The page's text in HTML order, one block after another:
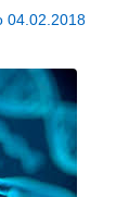
04.02.2018